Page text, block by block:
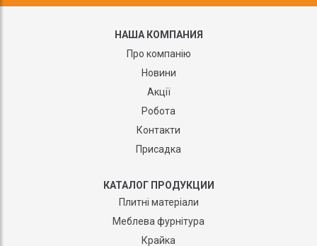
НАША КОМПАНИЯ
Про компанію
Новини
Акції
Робота
Контакти
Присадка
КАТАЛОГ ПРОДУКЦИИ
Плитні матеріали
Меблева фурнітура
Крайка